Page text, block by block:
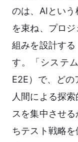
のは、AIとい
を束ね、プロ
組みを設計す
す。「システ
E2E）で、どの
人間による探
スを集中させ
ちテスト戦略